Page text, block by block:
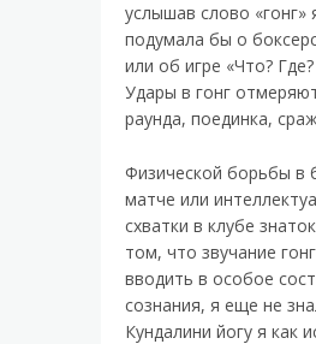
услышав слово «гонг»
подумала бы о
или об игре «Что? Где?
Удары в гонг
раунда, поединка,
Физической борьбы в
матче или
схватки в клубе
том, что звучание
вводить в особое
сознания, я еще не
Кундалини йогу я как